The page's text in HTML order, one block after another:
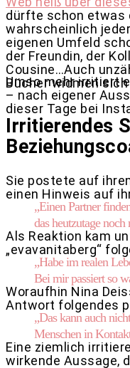
dürfte schon etwas
wahrscheinlich
eigenen Umfeld
der Freundin, der
Cousine…Auch
Bücher widmen
Umso mehr irritiert
– nach eigener
dieser Tage bei
Irritierendes
Sie postete auf
einen Hinweis auf
„Einen Partner
das heutzutage noch
Als Reaktion kam
„evavanitaberg“
„Habe im realen
Bei mir passiert so
Woraufhin Nina
Antwort folgendes
„Das kann auch
Menschen in
Eine ziemlich
wirkende Aussage,